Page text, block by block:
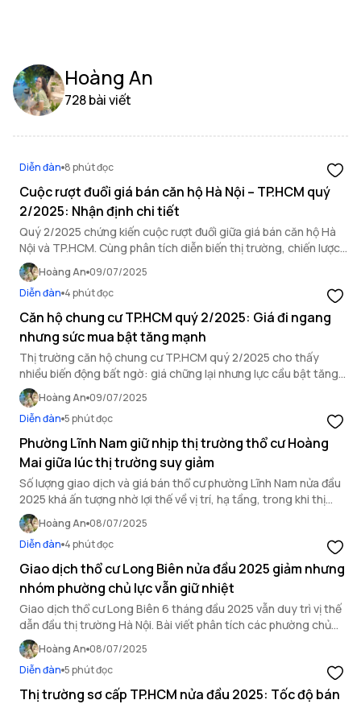
Hoàng An
728 bài viết
Diễn đàn 8 phút đọc
Cuộc rượt đuổi giá bán căn hộ Hà Nội – TP.HCM quý
2/2025: Nhận định chi tiết
Quý 2/2025 chứng kiến cuộc rượt đuổi giữa giá bán căn hộ Hà
Nội và TP.HCM. Cùng phân tích diễn biến thị trường, chiến lược
đầu tư và cơ hội đầu tư cuối năm.
Hoàng An 09/07/2025
Diễn đàn 4 phút đọc
Căn hộ chung cư TP.HCM quý 2/2025: Giá đi ngang
nhưng sức mua bật tăng mạnh
Thị trường căn hộ chung cư TP.HCM quý 2/2025 cho thấy
nhiều biến động bất ngờ: giá chững lại nhưng lực cầu bật tăng,
liệu có báo hiệu cho một chu kỳ mới?
Hoàng An 09/07/2025
Diễn đàn 5 phút đọc
Phường Lĩnh Nam giữ nhịp thị trường thổ cư Hoàng
Mai giữa lúc thị trường suy giảm
Số lượng giao dịch và giá bán thổ cư phường Lĩnh Nam nửa đầu
2025 khá ấn tượng nhờ lợi thế về vị trí, hạ tầng, trong khi thị
trường thổ cư Hoàng Mai đang có dấu hiệu chững lại.
Hoàng An 08/07/2025
Diễn đàn 4 phút đọc
Giao dịch thổ cư Long Biên nửa đầu 2025 giảm nhưng
nhóm phường chủ lực vẫn giữ nhiệt
Giao dịch thổ cư Long Biên 6 tháng đầu 2025 vẫn duy trì vị thế
dẫn đầu thị trường Hà Nội. Bài viết phân tích các phường chủ
lực, diễn biến giá đất và xu hướng đầu tư.
Hoàng An 08/07/2025
Diễn đàn 5 phút đọc
Thị trường sơ cấp TP.HCM nửa đầu 2025: Tốc độ bán